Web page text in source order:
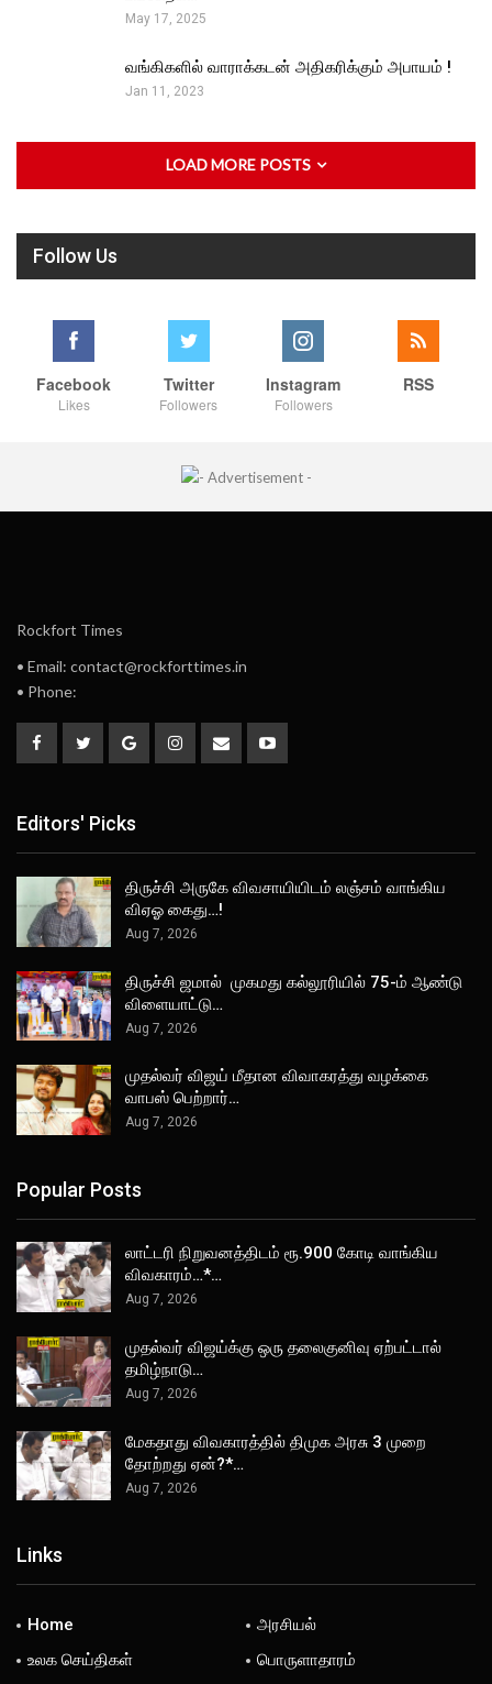
May 17, 2025
வங்கிகளில் வாராக்கடன் அதிகரிக்கும் அபாயம் !
Jan 11, 2023
LOAD MORE POSTS
Follow Us
Facebook
Likes
Twitter
Followers
Instagram
Followers
RSS
Rockfort Times
• Email: contact@rockforttimes.in
• Phone:
Editors' Picks
திருச்சி அருகே விவசாயியிடம் லஞ்சம் வாங்கிய
விஏஓ கைது…!
Aug 7, 2026
திருச்சி ஜமால் முகமது கல்லூரியில் 75-ம் ஆண்டு
விளையாட்டு…
Aug 7, 2026
முதல்வர் விஜய் மீதான விவாகரத்து வழக்கை
வாபஸ் பெற்றார்…
Aug 7, 2026
Popular Posts
லாட்டரி நிறுவனத்திடம் ரூ.900 கோடி வாங்கிய
விவகாரம்…*…
Aug 7, 2026
முதல்வர் விஜய்க்கு ஒரு தலைகுனிவு ஏற்பட்டால்
தமிழ்நாடு…
Aug 7, 2026
மேகதாது விவகாரத்தில் திமுக அரசு 3 முறை
தோற்றது ஏன்?*…
Aug 7, 2026
Links
Home
அரசியல்
உலக செய்திகள்
பொருளாதாரம்